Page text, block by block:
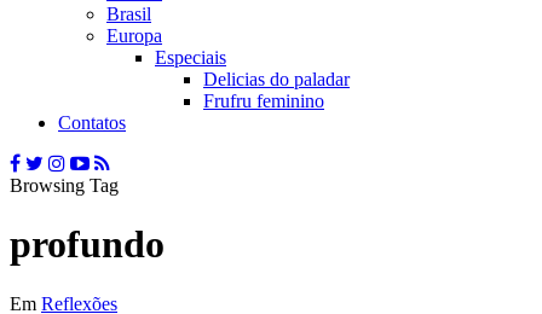
Brasil
Europa
Especiais
Delicias do paladar
Frufru feminino
Contatos
Browsing Tag
profundo
Em Reflexões